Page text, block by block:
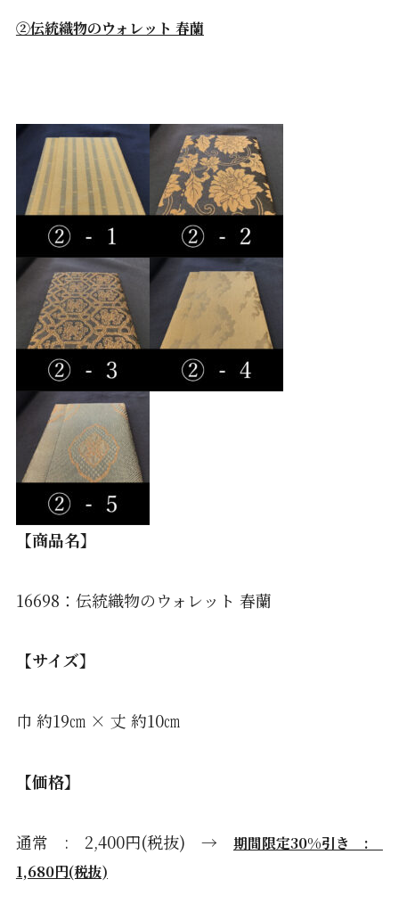
②伝統織物のウォレット 春蘭
【商品名】
16698：伝統織物のウォレット 春蘭
【サイズ】
巾 約19㎝ × 丈 約10㎝
【価格】
通常 : 2,400円(税抜) → 期間限定30%引き :
1,680円(税抜)